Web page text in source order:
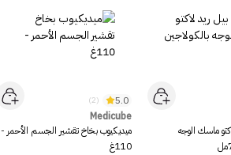
ماسك الوجه
5.0
(2)
Medicube
ميديكيوب بخاخ تقشير الجسم الأحمر -
110غ